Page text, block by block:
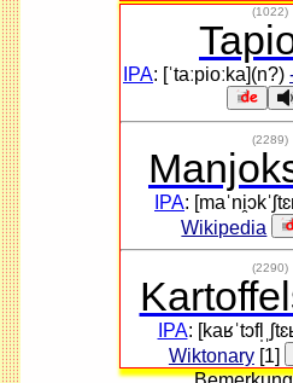
(1022)
IPA: [ˈtaːpioːka](n?)
(2289)
IPA:
Wikipedia
(2290)
IPA:
Wiktonary[1]